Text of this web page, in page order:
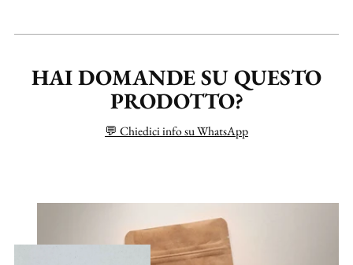
HAI DOMANDE SU QUESTO
PRODOTTO?
💬 Chiedici info su WhatsApp